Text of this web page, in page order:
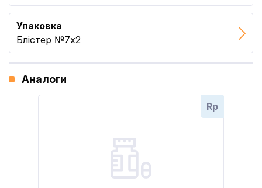
Упаковка
Блістер №7x2
Аналоги
Rp